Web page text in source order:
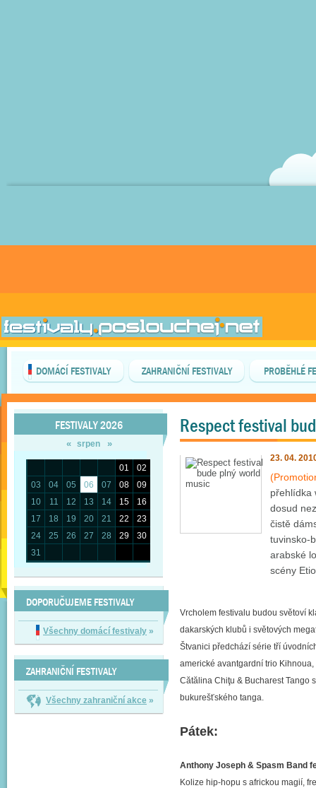
DOMÁCÍ FESTIVALY ZAHRANIČNÍ FESTIVALY PROBĚHLÉ
FESTIVALY 2026
« srpen »
01
02
03
04 05 06 07 08
09
10
11 12 13 14 15
16
17
18 19 20 21 22
23
24
25 26 27 28 29
30
31
DOPORUČUJEME FESTIVALY
Všechny domácí festivaly »
ZAHRANIČNÍ FESTIVALY
Všechny zahraniční akce »
Respect festival
23. 04.
přehlídka
dosud
čistě
tuvinsko-
arabské
scény
Vrcholem festivalu budou světoví
dakarských klubů i světových
Štvanici předchází série tří
americké avantgardní trio
Cătălina Chiţu & Bucharest Tango
bukurešťského tanga.
Pátek:
Anthony Joseph & Spasm Band
Kolize hip-hopu s africkou magií,